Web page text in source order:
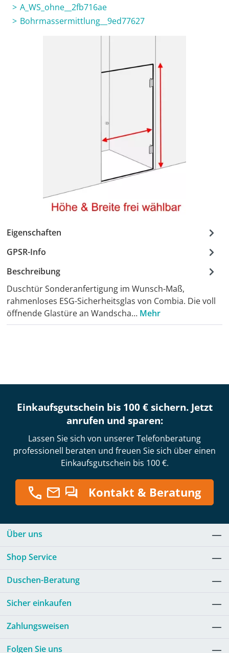
A_WS_ohne__2fb716ae
Bohrmassermittlung__9ed77627
Eigenschaften
GPSR-Info
Beschreibung
Duschtür Sonderanfertigung im Wunsch-Maß,
rahmenloses ESG-Sicherheitsglas von Combia. Die voll
öffnende Glastüre an Wandscha… Mehr
Einkaufsgutschein bis 100 € sichern. Jetzt
anrufen und sparen:
Lassen Sie sich von unserer Telefonberatung
professionell beraten und freuen Sie sich über einen
Einkaufsgutschein bis 100 €.
Kontakt & Beratung
Über uns
Shop Service
Duschen-Beratung
Sicher einkaufen
Zahlungsweisen
Folgen Sie uns